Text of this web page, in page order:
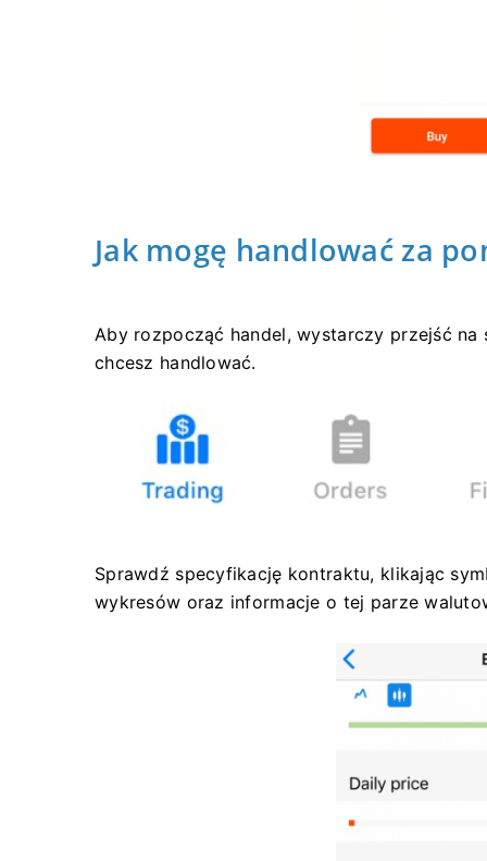
Jak mogę handlować za
Aby rozpocząć handel, wystarczy przejść
chcesz handlować.
Sprawdź specyfikację kontraktu, klikając
wykresów oraz informacje o tej parze